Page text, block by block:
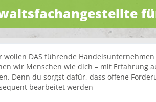
wollen DAS führende
wir Menschen wie dich – mit Erfahrung
Denn du sorgst dafür, dass offene
bearbeitet werden